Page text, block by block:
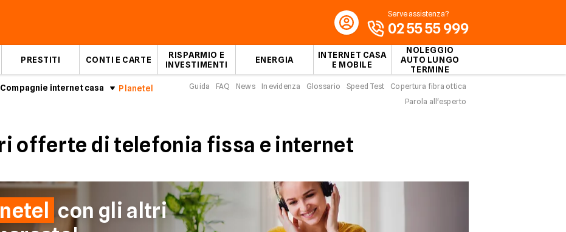
PRESTITI CONTI E CARTE
RISPARMIO E
INVESTIMENTI
ENERGIA
INTERNET CASA
E MOBILE
NOLEGGIO
AUTO LUNGO
TERMINE
Serve assistenza?
02 55 55 999
Compagnie internet casa Planetel Guida FAQ News In evidenza Glossario Speed Test
Copertura fibra ottica
Parola all'esperto
offerte di telefonia fissa e internet
con gli altri